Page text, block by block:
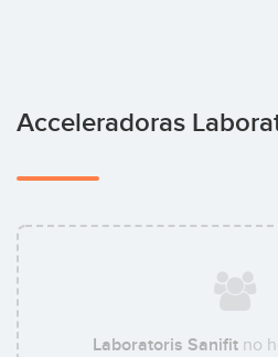
Acceleradoras
Laboratoris Sanifit no